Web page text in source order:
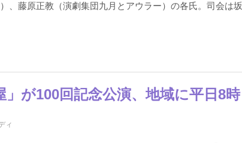
、藤原正教（演劇集団九月とアウラー）の各氏。司会は坂
が100回記念公演、地域に平日8時
ィ